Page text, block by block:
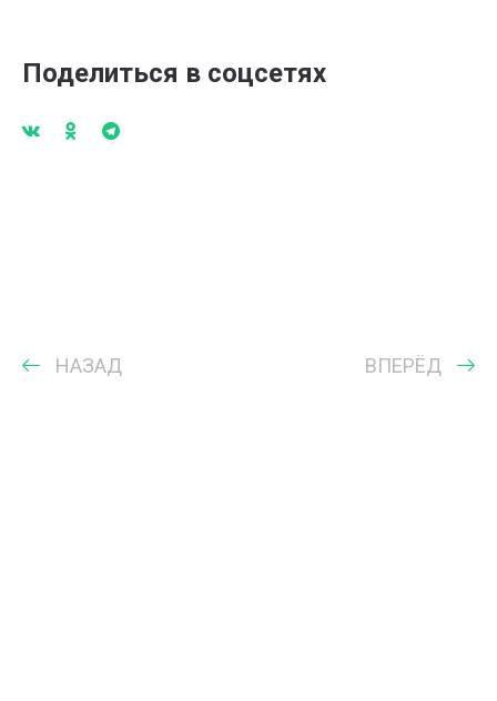
Поделиться в соцсетях
НАЗАД ВПЕРЁД